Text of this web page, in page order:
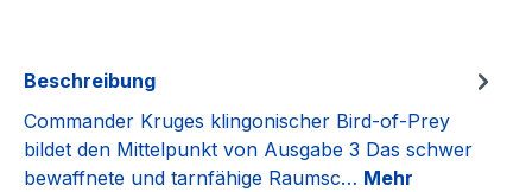
Beschreibung
Commander Kruges klingonischer Bird-of-Prey
bildet den Mittelpunkt von Ausgabe 3 Das schwer
bewaffnete und tarnfähige Raumsc… Mehr